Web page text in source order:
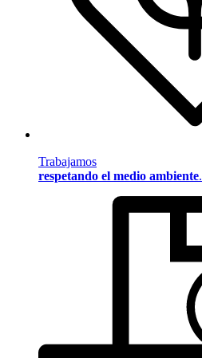
Trabajamos
respetando el medio ambiente.